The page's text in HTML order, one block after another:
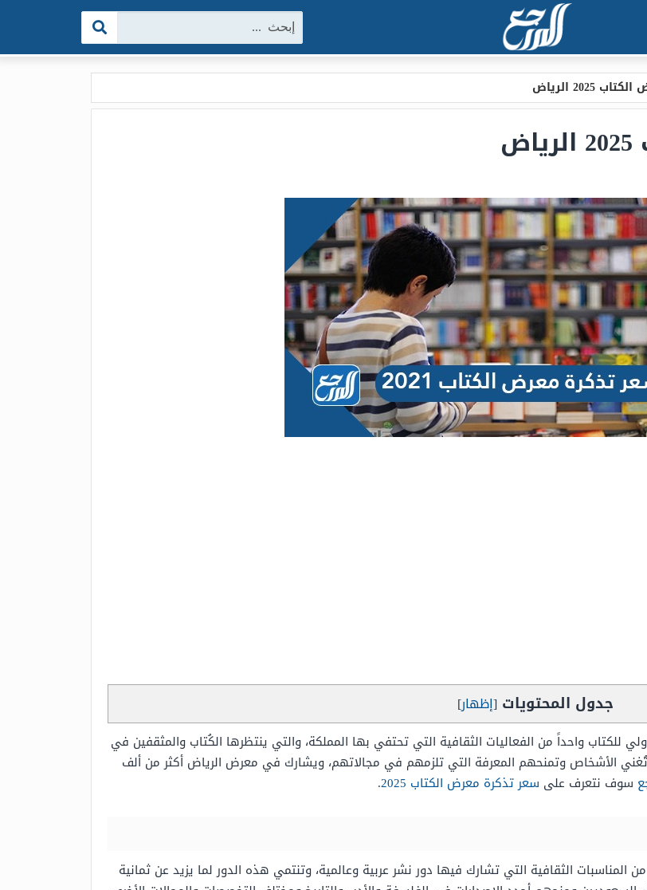
البحث:
الرياض
جدول المحتويات [إظهار]
للكتاب واحداً من الفعاليات الثقافية التي تحتفي بها المملكة، والتي ينتظرها الكُتاب والمثقفين في
الأشخاص وتمنحهم المعرفة التي تلزمهم في مجالاتهم، ويشارك في معرض الرياض أكثر من ألف
سوف نتعرف على سعر تذكرة معرض الكتاب 2025 .
الثقافية التي تشارك فيها دور نشر عربية وعالمية، وتنتمي هذه الدور لما يزيد عن ثمانية